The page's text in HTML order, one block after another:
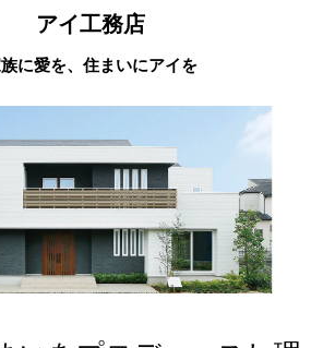
アイ工務店
に愛を、住まいにアイを